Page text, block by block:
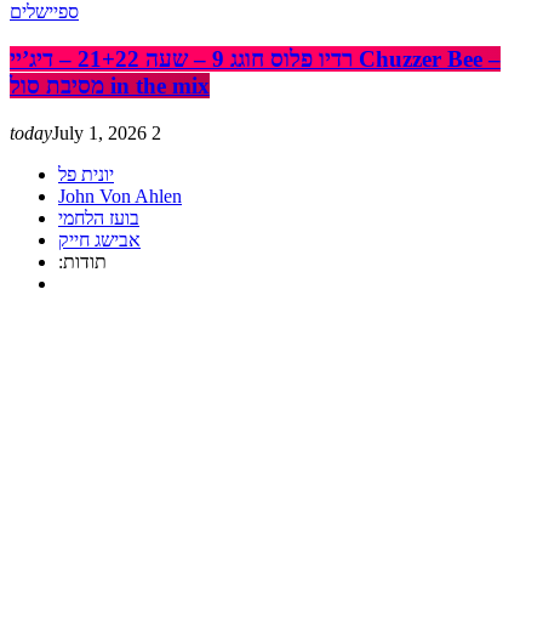
ספיישלים
רדיו פלוס חוגג 9 – שעה 21+22 – דיג’יי Chuzzer Bee –
מסיבת סול in the mix
todayJuly 1, 2026 2
יונית פל
John Von Ahlen
בועז הלחמי
אבישג חייק
:תודות